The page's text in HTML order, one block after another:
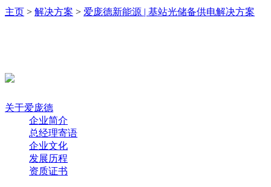
主页 > 解决方案 > 爱庞德新能源 | 基站光储备供电解决方案
关于爱庞德
企业简介
总经理寄语
企业文化
发展历程
资质证书